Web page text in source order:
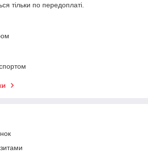
тільки по передоплаті.